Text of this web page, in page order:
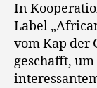
In
Label
vom Kap der
geschafft,